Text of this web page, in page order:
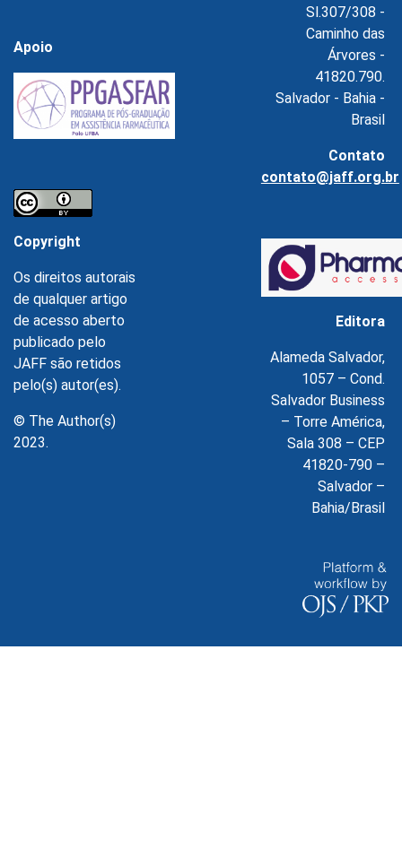
Apoio
Copyright
Os direitos autorais
de qualquer artigo
de acesso aberto
publicado pelo
JAFF são retidos
pelo(s) autor(es).
© The Author(s)
2023.
Sl.307/308 -
Caminho das
Árvores -
41820.790.
Salvador - Bahia -
Brasil
Contato
contato@jaff.org.br
Editora
Alameda Salvador,
1057 – Cond.
Salvador Business
– Torre América,
Sala 308 – CEP
41820-790 –
Salvador –
Bahia/Brasil